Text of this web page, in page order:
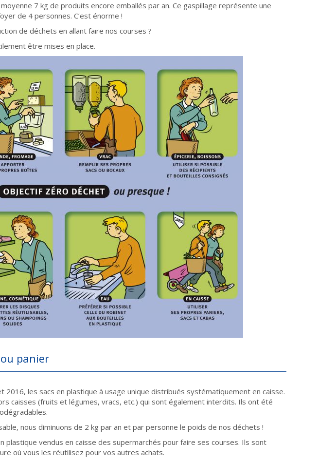
7 kg de produits encore emballés par an. Ce gaspillage représente une
de 4 personnes. C’est énorme !
de déchets en allant faire nos courses ?
être mises en place.
panier
2016, les sacs en plastique à usage unique distribués systématiquement en caisse.
caisses (fruits et légumes, vracs, etc.) qui sont également interdits. Ils ont été
nous diminuons de 2 kg par an et par personne le poids de nos déchets !
plastique vendus en caisse des supermarchés pour faire ses courses. Ils sont
où vous les réutilisez pour vos autres achats.